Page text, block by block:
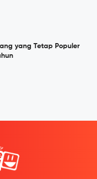
yang Tetap Populer